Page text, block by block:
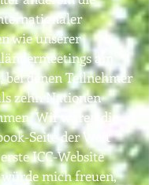
wie unserer
am
bei denen Teilnehmer
zehn Nationen
Wir waren die
Seite der Welt
ICC-Website
würde mich freuen,